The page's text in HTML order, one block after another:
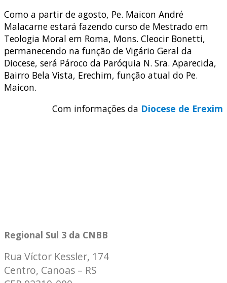
Como a partir de agosto, Pe. Maicon André
Malacarne estará fazendo curso de Mestrado em
Teologia Moral em Roma, Mons. Cleocir Bonetti,
permanecendo na função de Vigário Geral da
Diocese, será Pároco da Paróquia N. Sra. Aparecida,
Bairro Bela Vista, Erechim, função atual do Pe.
Maicon.
Com informações da Diocese de Erexim
Regional Sul 3 da CNBB
Rua Víctor Kessler, 174
Centro, Canoas – RS